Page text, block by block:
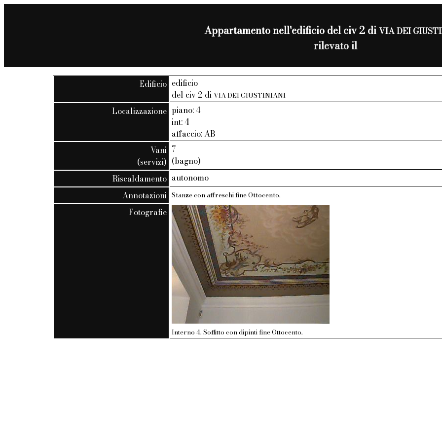
Appartamento nell'edificio del civ 2 diVIA DEI
rilevato il
Edificio edificio
del civ 2 diVIA DEI GIUSTINIANI
Localizzazione piano: 4
int: 4
affaccio: AB
Vani
(servizi)
7
(bagno)
Riscaldamento autonomo
Annotazioni Stanze con affreschi fine Ottocento.
Fotografie
Interno 4. Soffitto con dipinti fine Ottocento.